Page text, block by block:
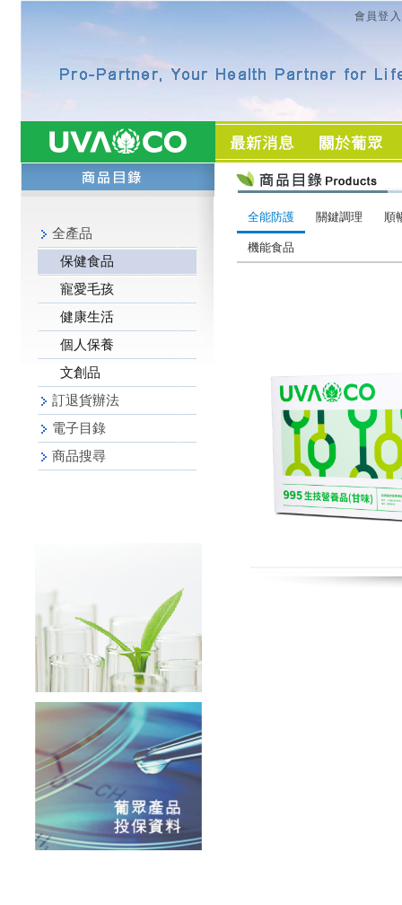
會員登入
全產品
保健食品
寵愛毛孩
健康生活
個人保養
文創品
訂退貨辦法
電子目錄
商品搜尋
全能防護 關鍵調理 順
機能食品